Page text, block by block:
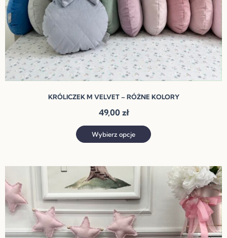
KRÓLICZEK M VELVET – RÓŻNE KOLORY
49,00 zł
Wybierz opcje
stronie
produktu
produkt
wiele
wariantów.